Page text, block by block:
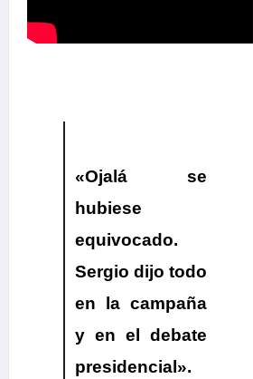
«Ojalá se
hubiese
equivocado.
Sergio dijo todo
en la campaña
y en el debate
presidencial».